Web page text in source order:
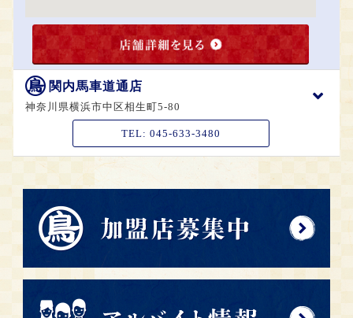
関内馬車道通店
神奈川県横浜市中区相生町5-80
TEL: 045-633-3480